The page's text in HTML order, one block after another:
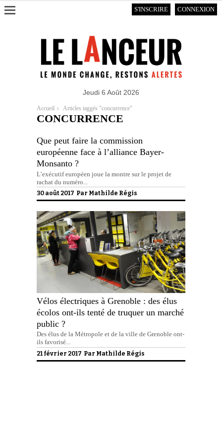
S'INSCRIRE CONNEXION
Jeudi 6 Août 2026
Accueil Articles taggés "concurrence"
CONCURRENCE
Que peut faire la commission
européenne face à l’alliance Bayer-
Monsanto ?
L’exécutif européen joue la montre sur le projet de
rachat du numéro...
30 août 2017 Par Mathilde Régis
Vélos électriques à Grenoble : des élus
écolos ont-ils tenté de truquer un marché
public ?
Des élus de la Métropole et de la ville de Grenoble ont-
ils favorisé...
21 février 2017 Par Mathilde Régis